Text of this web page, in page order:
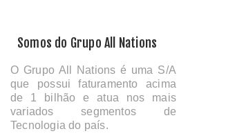
Somos do Grupo All Nations
O Grupo All Nations é uma S/A
que possui faturamento acima
de 1 bilhão e atua nos mais
variados segmentos de
Tecnologia do país.